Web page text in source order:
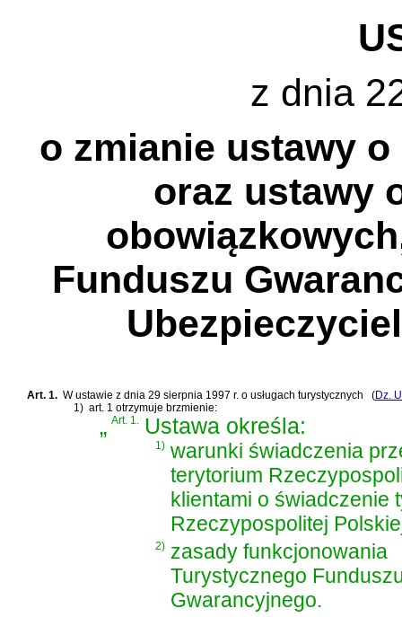
z dnia
o zmianie ustawy
oraz ustawy
Funduszu
Art. 1. Wustawie z dnia 29 sierpnia 1997 r. o usługach turystycznych (Dz.
1) art. 1 otrzymuje brzmienie:
„Art. 1. Ustawa określa:
1) warunki świadczenia
terytorium
klientami o świadczenie
Rzeczypospolitej
2) zasady funkcjonowania
Turystycznego
Gwarancyjnego.